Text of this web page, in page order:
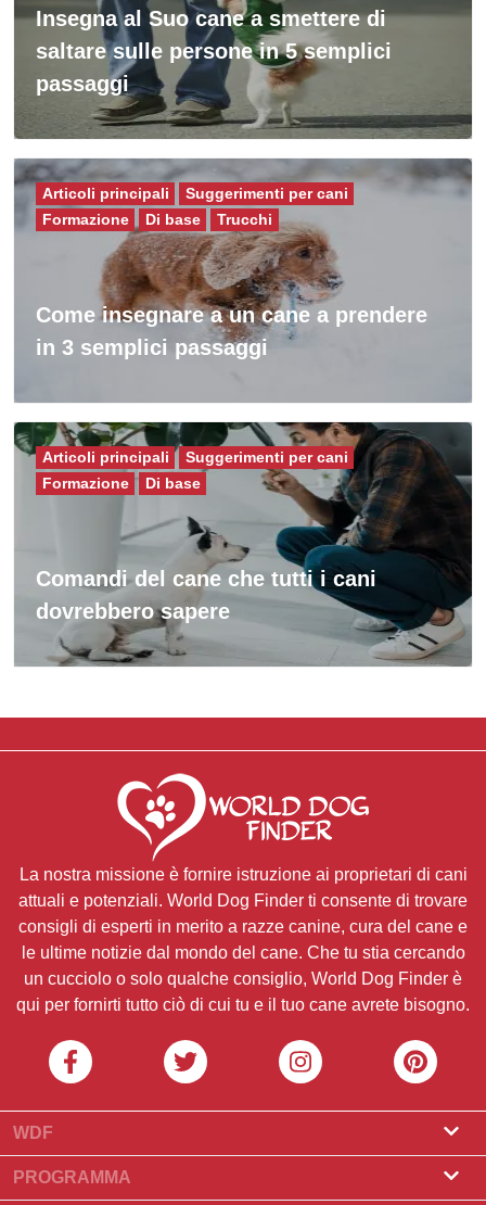
Insegna al Suo cane a smettere di
saltare sulle persone in 5 semplici
passaggi
Come insegnare a un cane a prendere
in 3 semplici passaggi
Articoli principali
Suggerimenti per cani
Formazione
Di base Trucchi
Comandi del cane che tutti i cani
dovrebbero sapere
Articoli principali
Suggerimenti per cani
Formazione
Di base
La nostra missione è fornire istruzione ai proprietari di cani
attuali e potenziali. World Dog Finder ti consente di trovare
consigli di esperti in merito a razze canine, cura del cane e
le ultime notizie dal mondo del cane. Che tu stia cercando
un cucciolo o solo qualche consiglio, World Dog Finder è
qui per fornirti tutto ciò di cui tu e il tuo cane avrete bisogno.
WDF
Riguardo a noi
PROGRAMMA